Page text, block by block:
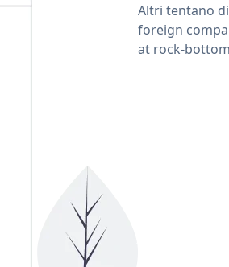
Altri tentano
foreign
at rock-